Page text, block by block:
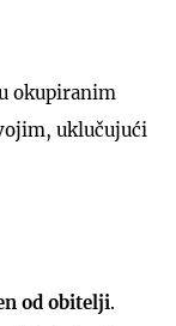
okupiranim
uklučujući
od obitelji.